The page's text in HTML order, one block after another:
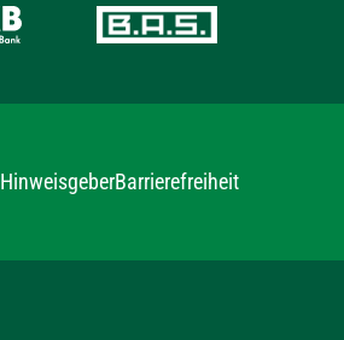
HinweisgeberBarrierefreiheit